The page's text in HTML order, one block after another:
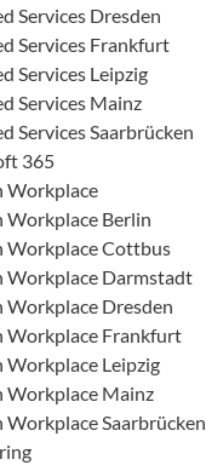
Services Dresden
Services Frankfurt
Services Leipzig
Services Mainz
Services Saarbrücken
365
Workplace
Workplace Berlin
Workplace Cottbus
Workplace Darmstadt
Workplace Dresden
Workplace Frankfurt
Workplace Leipzig
Workplace Mainz
Workplace Saarbrücken